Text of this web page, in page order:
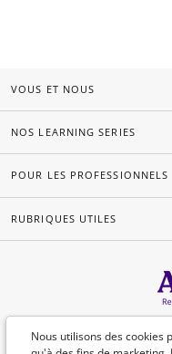
Nous utilisons des cookies
VOUS ET NOUS
NOS LEARNING SERIES
POUR LES PROFESSIONNELS
RUBRIQUES UTILES